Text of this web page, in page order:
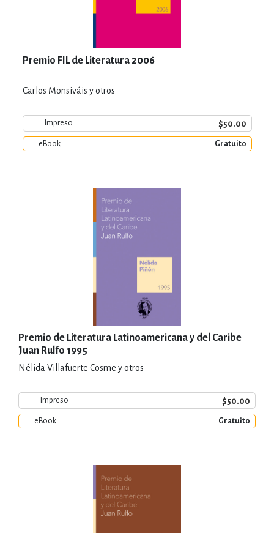
Premio FIL de Literatura 2006
Carlos Monsiváis y otros
Impreso $50.00
eBook Gratuito
Premio de Literatura Latinoamericana y del Caribe
Juan Rulfo 1995
Nélida Villafuerte Cosme y otros
Impreso $50.00
eBook Gratuito